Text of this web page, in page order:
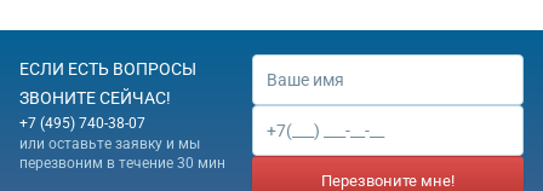
ЕСЛИ ЕСТЬ ВОПРОСЫ
ЗВОНИТЕ СЕЙЧАС!
+7 (495) 740-38-07
или оставьте заявку и мы
перезвоним в течение 30 мин
Перезвоните мне!